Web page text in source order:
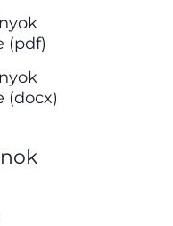
(pdf)
(docx)